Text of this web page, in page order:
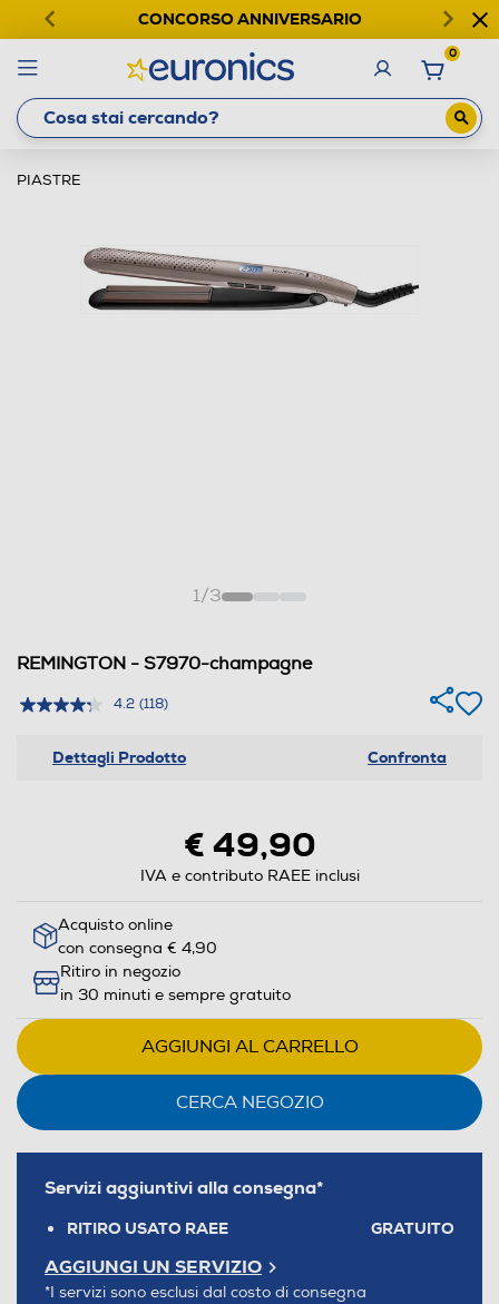
CONCORSO ANNIVERSARIO
0
PIASTRE
1/3
REMINGTON - S7970-champagne
4.2 (118)
Dettagli Prodotto Confronta
€ 49,90
IVA e contributo RAEE inclusi
Acquisto online
con consegna € 4,90
Ritiro in negozio
in 30 minuti e sempre gratuito
AGGIUNGI AL CARRELLO
CERCA NEGOZIO
Servizi aggiuntivi alla consegna*
RITIRO USATO RAEE GRATUITO
AGGIUNGI UN SERVIZIO
*I servizi sono esclusi dal costo di consegna